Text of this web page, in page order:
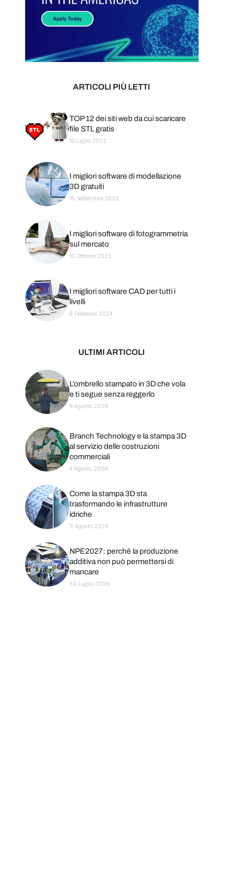
ARTICOLI PIÙ LETTI
TOP 12 dei siti web da cui scaricare
file STL gratis
15 Luglio 2022
I migliori software di modellazione
3D gratuiti
16 Settembre 2022
I migliori software di fotogrammetria
sul mercato
10 Ottobre 2023
I migliori software CAD per tutti i
livelli
8 Febbraio 2024
ULTIMI ARTICOLI
L’ombrello stampato in 3D che vola
e ti segue senza reggerlo
5 Agosto 2026
Branch Technology e la stampa 3D
al servizio delle costruzioni
commerciali
4 Agosto 2026
Come la stampa 3D sta
trasformando le infrastrutture
idriche
3 Agosto 2026
NPE2027: perché la produzione
additiva non può permettersi di
mancare
30 Luglio 2026